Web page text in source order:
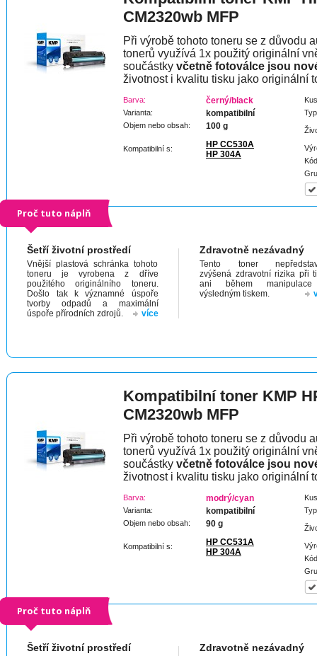
CM2320wb MFP
Při výrobě tohoto toneru se z důvodu
tonerů využívá 1x použitý originální
součástky včetně fotoválce jsou
životnost i kvalitu tisku jako originální
Barva: černý/black
Varianta: kompatibilní
Objem nebo obsah: 100 g
Kompatibilní s:
HP CC530A
HP 304A
Proč tuto náplň
Šetří životní prostředí
Vnější plastová schránka tohoto
toneru je vyrobena z dříve
použitého originálního toneru.
Došlo tak k významné úspoře
tvorby odpadů a maximální
úspoře přírodních zdrojů.
více
Zdravotně nezávadný
Tento toner
zvýšená zdravotní rizika při
ani během
výsledným tiskem.
Kompatibilní toner KMP
CM2320wb MFP
Při výrobě tohoto toneru se z důvodu
tonerů využívá 1x použitý originální
součástky včetně fotoválce jsou
životnost i kvalitu tisku jako originální
Barva: modrý/cyan
Varianta: kompatibilní
Objem nebo obsah: 90 g
Kompatibilní s:
HP CC531A
HP 304A
Proč tuto náplň
Šetří životní prostředí Zdravotně nezávadný